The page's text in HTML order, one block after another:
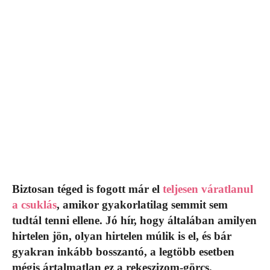
Biztosan téged is fogott már el teljesen váratlanul
a csuklás, amikor gyakorlatilag semmit sem
tudtál tenni ellene. Jó hír, hogy általában amilyen
hirtelen jön, olyan hirtelen múlik is el, és bár
gyakran inkább bosszantó, a legtöbb esetben
mégis ártalmatlan ez a rekeszizom-görcs.